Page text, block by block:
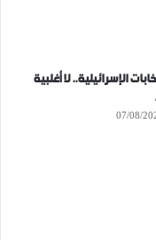
الإسرائيلية.. لا أغلبية
07/08/